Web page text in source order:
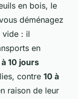
en bois, le
déménagez
vide : il
en
à 10 jours
contre 10 à
raison de leur